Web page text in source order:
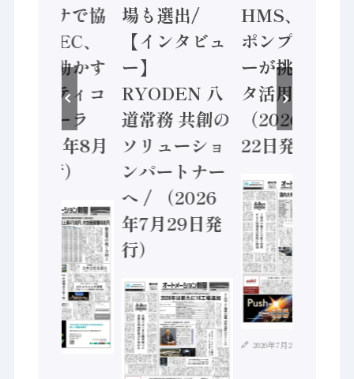
ンセンサで協
業 / IDEC、
安全に動かす
セーフティコ
ントローラ
（2026年8月
5日発行）
場も選出/
【インタビュ
ー】
RYODEN 八
道常務 共創の
ソリューショ
ンパートナー
へ / （2026
年7月29日発
行）
HMS、老舗
ポンプメーカ
ーが挑むデー
タ活用 など
（2026年7月
22日発行）
2026年7月21日